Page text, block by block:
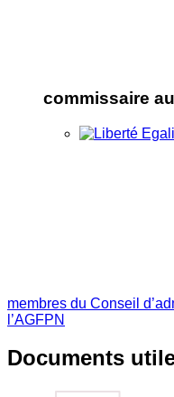
commissaire
membres du Conseil
l’AGFPN
Documents